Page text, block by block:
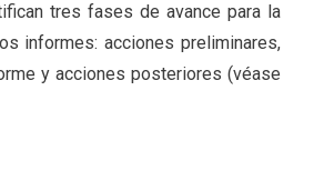
tres fases de avance para la
informes: acciones preliminares,
y acciones posteriores (véase